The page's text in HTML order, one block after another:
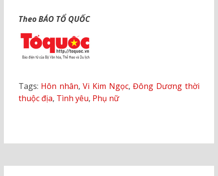
Theo BÁO TỔ QUỐC
Tags: Hôn nhân,Vi Kim Ngọc,Đông Dương thời
thuộc địa, Tình yêu, Phụ nữ